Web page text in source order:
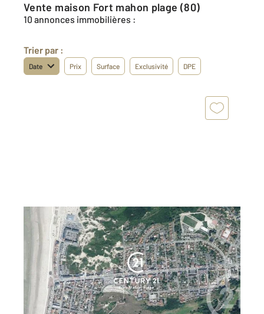
Vente maison Fort mahon plage (80)
10 annonces immobilières :
Trier par :
Date Prix Surface Exclusivité DPE
FORT MAHON PLAGE 80
100 m2, 5 pièces
Ref : 395
Maison à vendre
332 850 €